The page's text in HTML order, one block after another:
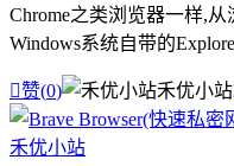
Chrome之类浏览器一样,
Windows系统自带的
赞(0) 禾优小站